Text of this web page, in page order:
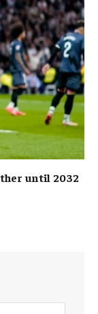
until 2032